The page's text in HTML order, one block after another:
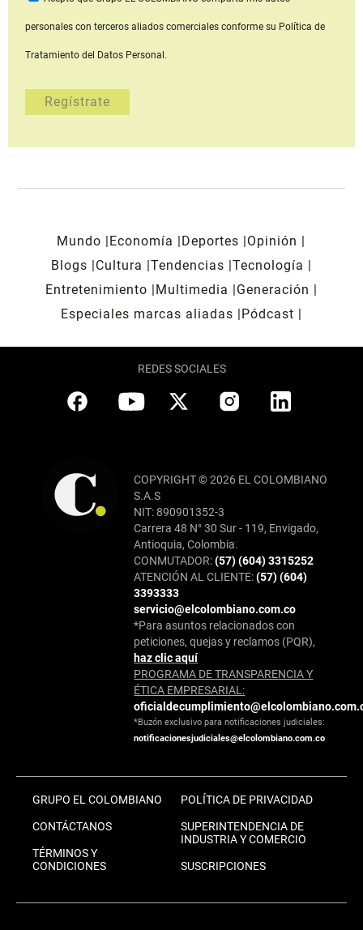
personales con terceros aliados comerciales conforme su Política de
Tratamiento del Datos Personal.
Mundo Economía Deportes
Opinión
Blogs
Cultura Tendencias Tecnología
Entretenimiento
Multimedia
Generación
Especiales marcas aliadas
Pódcast
REDES SOCIALES
COPYRIGHT © 2026 EL COLOMBIANO
S.A.S
NIT: 890901352-3
Carrera 48 N° 30 Sur - 119, Envigado,
Antioquia, Colombia.
CONMUTADOR:(57) (604) 3315252
ATENCIÓN AL CLIENTE:(57) (604)
3393333
servicio@elcolombiano.com.co
*Para asuntos relacionados con
peticiones, quejas y reclamos (PQR),
haz clic aquí
PROGRAMA DE TRANSPARENCIA Y
ÉTICA EMPRESARIAL:
*Buzón exclusivo para notificaciones judiciales:
notificacionesjudiciales@elcolombiano.com.co
GRUPO EL COLOMBIANO
CONTÁCTANOS
TÉRMINOS Y
CONDICIONES
POLÍTICA DE PRIVACIDAD
SUPERINTENDENCIA DE
INDUSTRIA Y COMERCIO
SUSCRIPCIONES